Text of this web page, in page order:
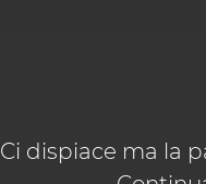
Ci dispiace ma la